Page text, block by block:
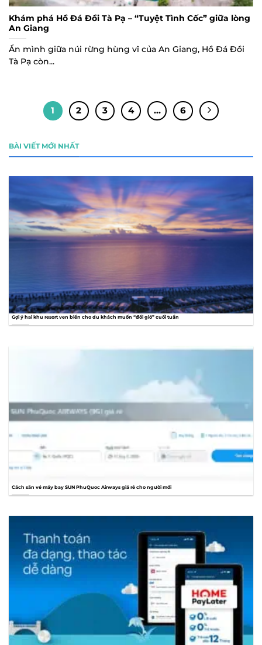
Khám phá Hồ Đá Đồi Tà Pạ – “Tuyệt Tình Cốc” giữa lòng
An Giang
Ẩn mình giữa núi rừng hùng vĩ của An Giang, Hồ Đá Đồi
Tà Pạ còn...
1 2 3 4 … 6
BÀI VIẾT MỚI NHẤT
Gợi ý hai khu resort ven biển cho du khách muốn “đổi gió” cuối tuần
Cách săn vé máy bay SUN PhuQuoc Airways giá rẻ cho người mới